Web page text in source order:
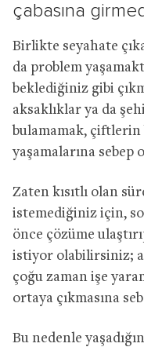
çabasına
Birlikte seyahate
da problem
beklediğiniz gibi
aksaklıklar ya da
bulamamak,
yaşamalarına sebep
Zaten kısıtlı olan
istemediğiniz için,
önce çözüme
istiyor olabilirsiniz;
çoğu zaman işe
ortaya çıkmasına
Bu nedenle